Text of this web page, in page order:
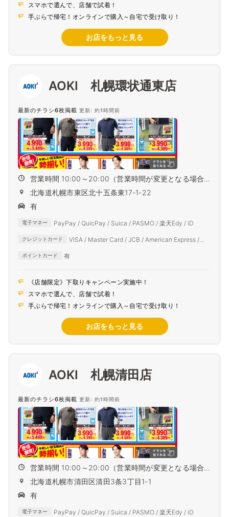
スマホで選んで、店舗で試着！
手ぶらで帰宅！オンラインで購入～自宅で受け取り！
お店をもっと見る
AOKI 札幌環状通東店
最新のチラシ6枚掲載 更新: 約1時間前
営業時間 10:00～20:00（営業時間が変更となる場合
がござ...
北海道札幌市東区北十五条東17-1-22
有
電子マネー PayPay / QuicPay / Suica / PASMO / 楽天Edy / iD
クレジットカード
VISA / Master Card / JCB / American Express /
ポイントカード 有
《店舗限定》下取りキャンペーン実施中！
スマホで選んで、店舗で試着！
手ぶらで帰宅！オンラインで購入～自宅で受け取り！
お店をもっと見る
AOKI 札幌清田店
最新のチラシ6枚掲載 更新: 約1時間前
営業時間 10:00～20:00（営業時間が変更となる場合
がござ...
北海道札幌市清田区清田3条3丁目1-1
有
電子マネー PayPay / QuicPay / Suica / PASMO / 楽天Edy / iD